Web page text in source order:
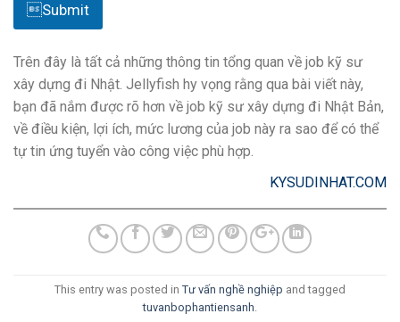
Submit
Trên đây là tất cả những thông tin tổng quan về job kỹ sư
xây dựng đi Nhật. Jellyfish hy vọng rằng qua bài viết này,
bạn đã nắm được rõ hơn về job kỹ sư xây dựng đi Nhật Bản,
về điều kiện, lợi ích, mức lương của job này ra sao để có thể
tự tin ứng tuyển vào công việc phù hợp.
KYSUDINHAT.COM
This entry was posted in Tư vấn nghề nghiệp and tagged
tuvanbophantiensanh.